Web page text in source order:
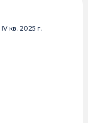
IV кв. 2025 г.